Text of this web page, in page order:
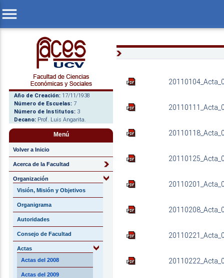
menu
Año de Creación: 17/11/1938
Número de Escuelas: 7
Número de Institutos: 3
Decano: Prof. Luis Angarita.
Menú
Volver a Inicio
Acerca de la Facultad
Organización
Visión, Misión y Objetivos
Organigrama
Autoridades
Consejo de Facultad
Actas
Actas del 2008
Actas del 2009